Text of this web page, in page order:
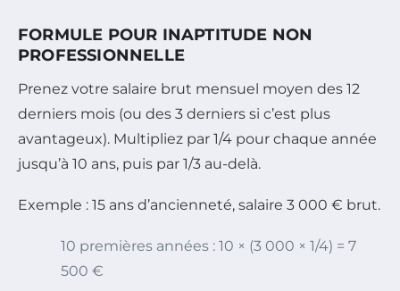
FORMULE POUR INAPTITUDE NON
PROFESSIONNELLE
Prenez votre salaire brut mensuel moyen des 12
derniers mois (ou des 3 derniers si c’est plus
avantageux). Multipliez par 1/4 pour chaque année
jusqu’à 10 ans, puis par 1/3 au-delà.
Exemple : 15 ans d’ancienneté, salaire 3 000 € brut.
10 premières années : 10 × (3 000 × 1/4) = 7
500 €